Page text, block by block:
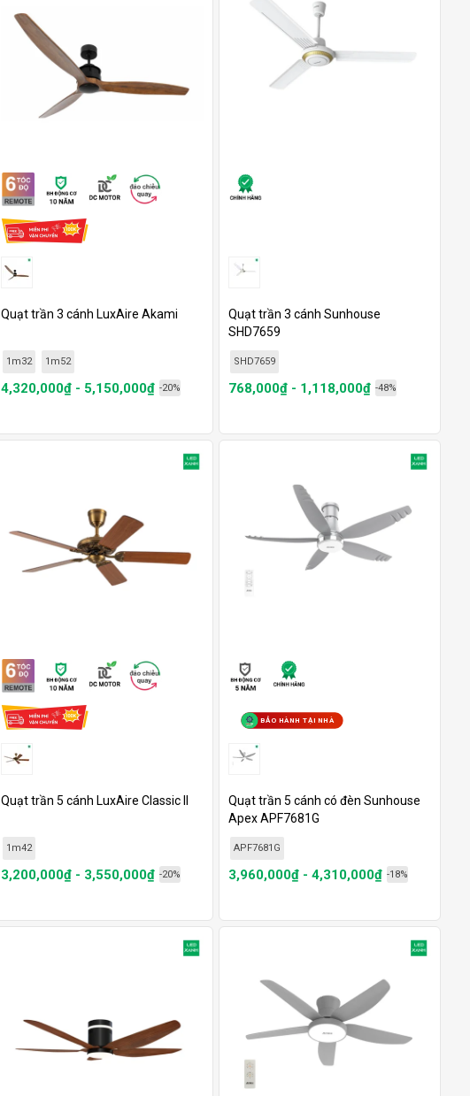
Quạt trần 3 cánh LuxAire Akami
1m32 1m52
4,320,000₫ - 5,150,000₫ -20%
Quạt trần 3 cánh Sunhouse
SHD7659
SHD7659
768,000₫ - 1,118,000₫ -48%
Quạt trần 5 cánh LuxAire Classic II
1m42
3,200,000₫ - 3,550,000₫ -20%
BẢO HÀNH TẠI NHÀ
Quạt trần 5 cánh có đèn Sunhouse
Apex APF7681G
APF7681G
3,960,000₫ - 4,310,000₫ -18%